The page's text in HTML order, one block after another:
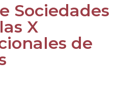
Sociedades
X
de